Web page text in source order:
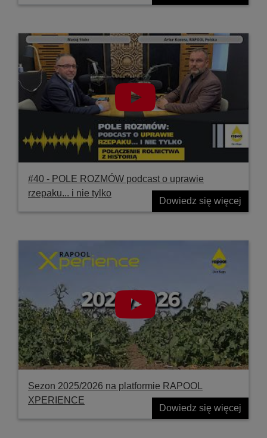
#40 ‐ POLE ROZMÓW podcast o uprawie
rzepaku... i nie tylko
Dowiedz się więcej
Sezon 2025/2026 na platformie RAPOOL
XPERIENCE
Dowiedz się więcej